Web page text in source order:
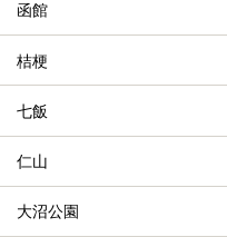
函館
桔梗
七飯
仁山
大沼公園